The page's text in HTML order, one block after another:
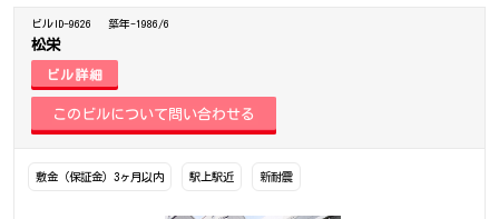
ビルID-9626 築年-1986/6
松栄
ビル詳細
敷金（保証金）3ヶ月以内 駅上駅近 新耐震